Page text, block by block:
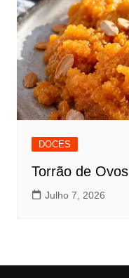
DOCES
Torrão de Ovos
Julho 7, 2026